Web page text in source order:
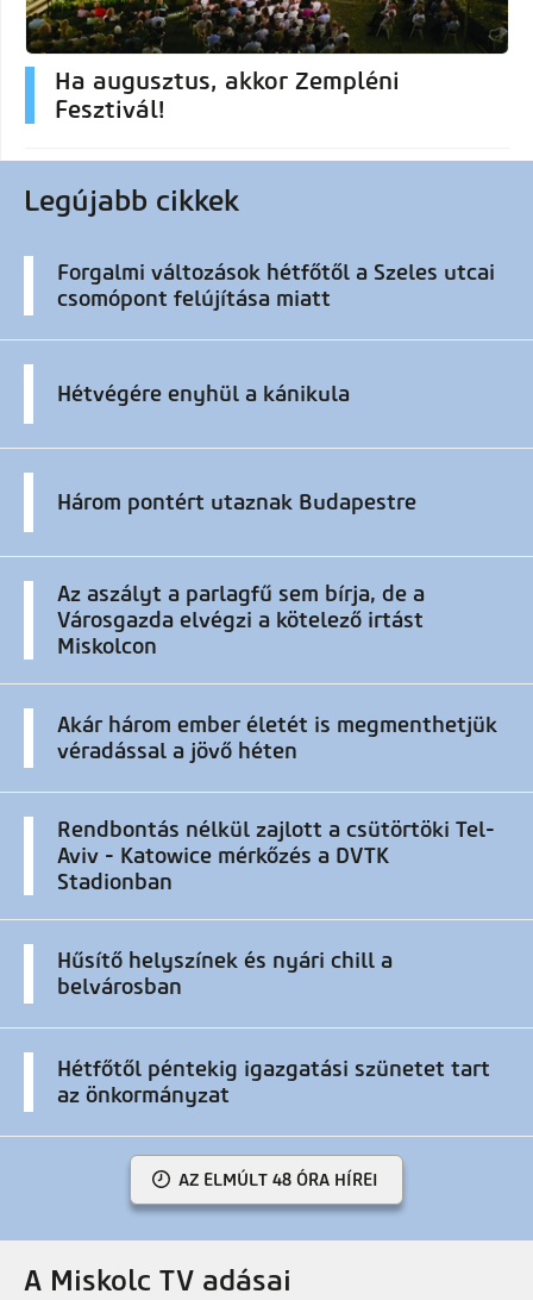
Ha augusztus, akkor Zempléni
Fesztivál!
Legújabb cikkek
Forgalmi változások hétfőtől a Szeles utcai
csomópont felújítása miatt
Hétvégére enyhül a kánikula
Három pontért utaznak Budapestre
Az aszályt a parlagfű sem bírja, de a
Városgazda elvégzi a kötelező irtást
Miskolcon
Akár három ember életét is megmenthetjük
véradással a jövő héten
Rendbontás nélkül zajlott a csütörtöki Tel-
Aviv - Katowice mérkőzés a DVTK
Stadionban
Hűsítő helyszínek és nyári chill a
belvárosban
Hétfőtől péntekig igazgatási szünetet tart
az önkormányzat
AZ ELMÚLT 48 ÓRA HÍREI
A Miskolc TV adásai